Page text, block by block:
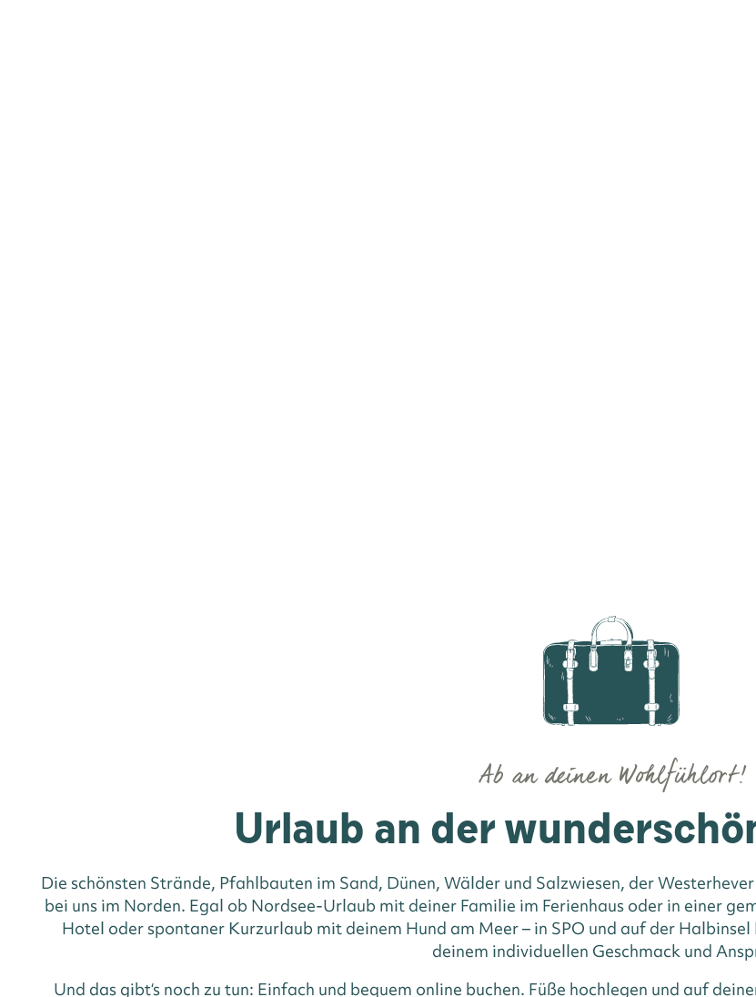
Urlaub an der
Ab an deinen Wohlfühlort!
Die schönsten Strände, Pfahlbauten im Sand, Dünen, Wälder und Salzwiesen, der
bei uns im Norden. Egal ob Nordsee-Urlaub mit deiner Familie im Ferienhaus oder in einer
Hotel oder spontaner Kurzurlaub mit deinem Hund am Meer – in SPO und auf der
deinem individuellen Geschmack und
Und das gibt‘s noch zu tun: Einfach und bequem online buchen. Füße hochlegen und auf